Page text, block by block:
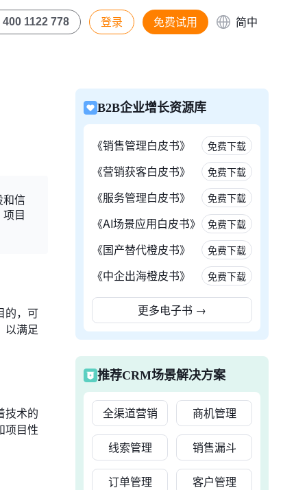
400 1122 778 登录 免费试用 简中
和信
目
的，可
以满足
技术的
项目性
B2B企业增长资源库
《销售管理白皮书》 免费下载
《营销获客白皮书》 免费下载
《服务管理白皮书》 免费下载
《AI场景应用白皮书》 免费下载
《国产替代橙皮书》 免费下载
《中企出海橙皮书》 免费下载
更多电子书 →
推荐CRM场景解决方案
全渠道营销 商机管理
线索管理 销售漏斗
订单管理 客户管理